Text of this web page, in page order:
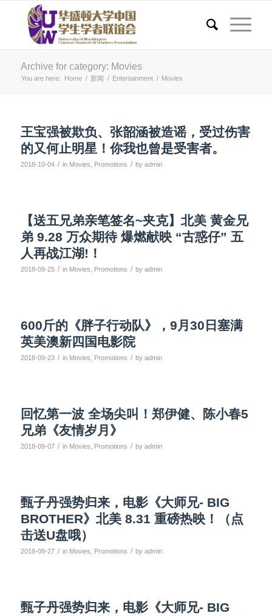
Archive for category: Movies
You are here: Home / 新闻 / Entertainment / Movies
王宝强被欺负、张韶涵被造谣，受过伤害
的又何止明星！你我也曾是受害者。
2018-10-04 / in Movies Promotions / by admin
【送五兄弟亲笔签名~夹克】北美 黄金兄
弟 9.28 万众期待 爆燃献映 “古惑仔” 五
人再战江湖!！
2018-09-25 / in Movies Promotions / by admin
600斤的《胖子行动队》，9月30日塞满
英美澳新四国电影院
2018-09-23 / in Movies Promotions / by admin
回忆第一波 全场尖叫！郑伊健、陈小春5
兄弟《友情岁月》
2018-09-07 / in Movies Promotions / by admin
甄子丹强势归来，电影《大师兄- BIG
BROTHER》北美 8.31 重磅热映！（点
击送U盘哦）
2018-08-27 / in Movies Promotions / by admin
甄子丹强势归来，电影《大师兄- BIG